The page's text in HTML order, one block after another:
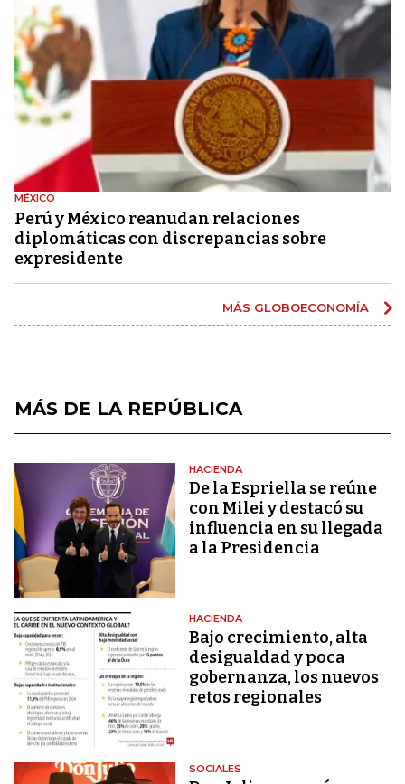
MÉXICO
Perú y México reanudan relaciones
diplomáticas con discrepancias sobre
expresidente
MÁS GLOBOECONOMÍA
MÁS DE LA REPÚBLICA
HACIENDA
De la Espriella se reúne
con Milei y destacó su
influencia en su llegada
a la Presidencia
HACIENDA
Bajo crecimiento, alta
desigualdad y poca
gobernanza, los nuevos
retos regionales
SOCIALES